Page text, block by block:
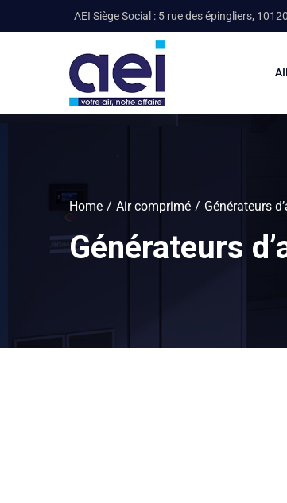
AEI Siège Social : 5 rue des épingliers,
Home Air comprimé Générateurs
Générateurs